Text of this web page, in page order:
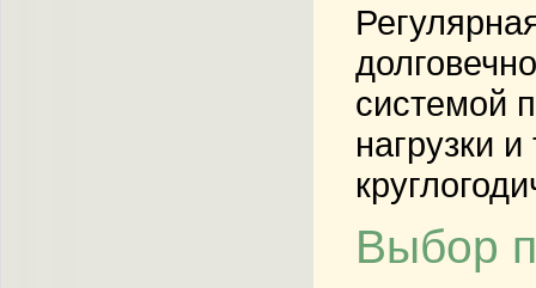
системой
нагрузки
Выбор